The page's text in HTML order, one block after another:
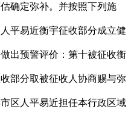
确定弥补。并按照下列施
平易近衡宇征收部分成立健
出预警评价：第十被征收衡
部分取被征收人协商赐与弥
区人平易近担任本行政区域